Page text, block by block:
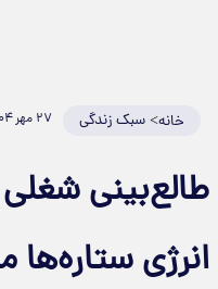
خانه>سبک زندگی ۲۷ مهر ۱۴۰۴
طالع‌بینی شغلی
انرژی ستاره‌ها